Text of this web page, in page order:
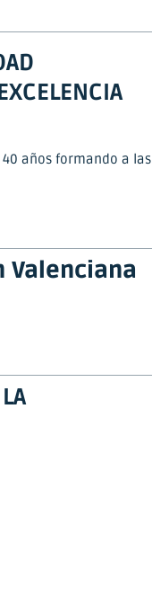
40 años formando a las
Valenciana